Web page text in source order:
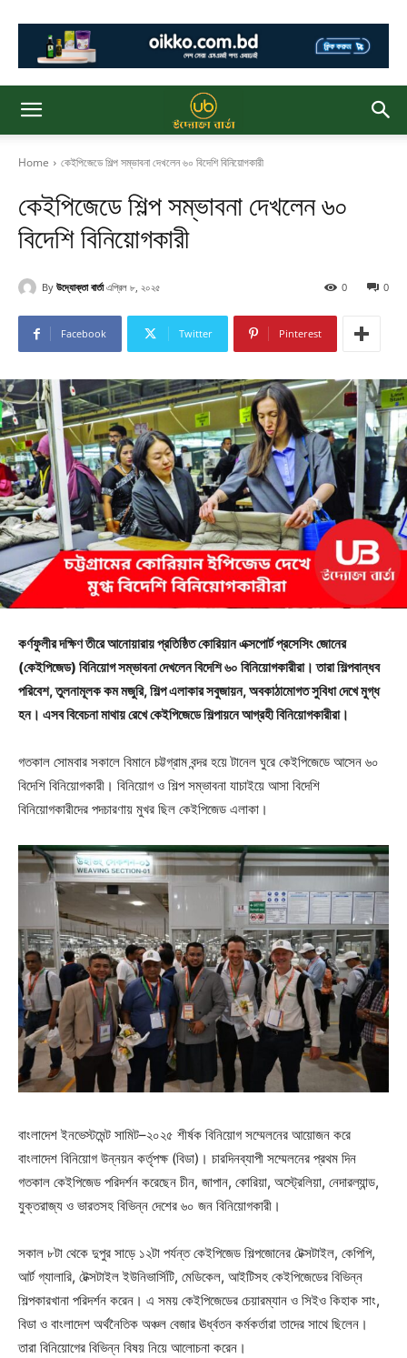
Home কেইপিজেডে শিল্প সম্ভাবনা দেখলেন ৬০ বিদেশি বিনিয়োগকারী
কেইপিজেডে শিল্প সম্ভাবনা দেখলেন ৬০
বিদেশি বিনিয়োগকারী
By উদ্যোক্তা বার্তা এপ্রিল ৮, ২০২৫ 0
0
Facebook Twitter Pinterest
কর্ণফুলীর দক্ষিণ তীরে আনোয়ারায় প্রতিষ্ঠিত কোরিয়ান এক্সপোর্ট প্রসেসিং জোনের
(কেইপিজেড) বিনিয়োগ সম্ভাবনা দেখলেন বিদেশি ৬০ বিনিয়োগকারীরা। তারা শিল্পবান্ধব
পরিবেশ, তুলনামূলক কম মজুরি, শিল্প এলাকার সবুজায়ন, অবকাঠামোগত সুবিধা দেখে মুগ্ধ
হন। এসব বিবেচনা মাথায় রেখে কেইপিজেডে শিল্পায়নে আগ্রহী বিনিয়োগকারীরা।
গতকাল সোমবার সকালে বিমানে চট্টগ্রাম বন্দর হয়ে টানেল ঘুরে কেইপিজেডে আসেন ৬০
বিদেশি বিনিয়োগকারী। বিনিয়োগ ও শিল্প সম্ভাবনা যাচাইয়ে আসা বিদেশি
বিনিয়োগকারীদের পদচারণায় মুখর ছিল কেইপিজেড এলাকা।
বাংলাদেশ ইনভেস্টমেন্ট সামিট–২০২৫ শীর্ষক বিনিয়োগ সম্মেলনের আয়োজন করে
বাংলাদেশ বিনিয়োগ উন্নয়ন কর্তৃপক্ষ (বিডা)। চারদিনব্যাপী সম্মেলনের প্রথম দিন
গতকাল কেইপিজেড পরিদর্শন করেছেন চীন, জাপান, কোরিয়া, অস্ট্রেলিয়া, নেদারল্যান্ড,
যুক্তরাজ্য ও ভারতসহ বিভিন্ন দেশের ৬০ জন বিনিয়োগকারী।
সকাল ৮টা থেকে দুপুর সাড়ে ১২টা পর্যন্ত কেইপিজেড শিল্পজোনের টেক্সটাইল, কেপিপি,
আর্ট গ্যালারি, টেক্সটাইল ইউনিভার্সিটি, মেডিকেল, আইটিসহ কেইপিজেডের বিভিন্ন
শিল্পকারখানা পরিদর্শন করেন। এ সময় কেইপিজেডের চেয়ারম্যান ও সিইও কিহাক সাং,
বিডা ও বাংলাদেশ অর্থনৈতিক অঞ্চল বেজার ঊর্ধ্বতন কর্মকর্তারা তাদের সাথে ছিলেন।
তারা বিনিয়োগের বিভিন্ন বিষয় নিয়ে আলোচনা করেন।